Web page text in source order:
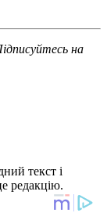
на
текст і
редакцію.